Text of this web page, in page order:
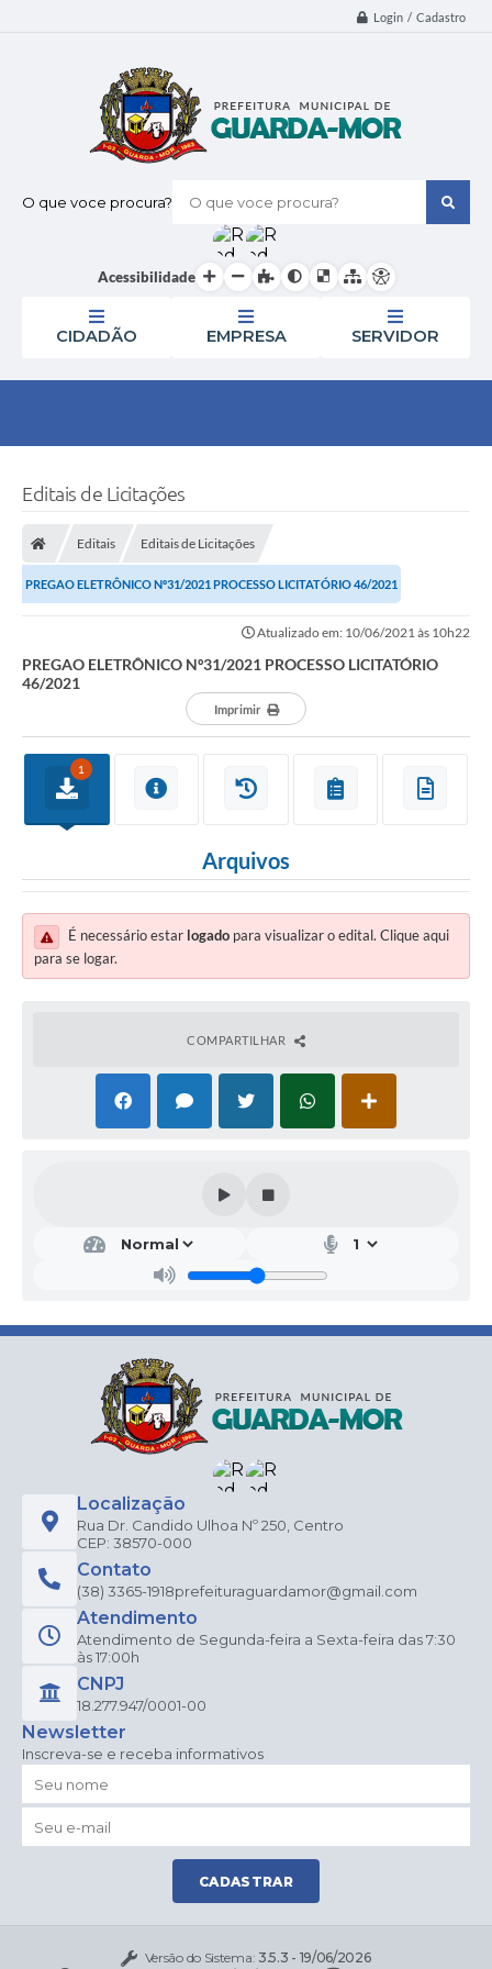
Login / Cadastro
O que voce procura?
Acessibilidade
CIDADÃO EMPRESA SERVIDOR
Editais de Licitações
Editais Editais de Licitações
PREGAO ELETRÔNICO Nº31/2021 PROCESSO LICITATÓRIO 46/2021
Atualizado em: 10/06/2021 às 10h22
PREGAO ELETRÔNICO Nº31/2021 PROCESSO LICITATÓRIO
46/2021
Imprimir
1
Arquivos
É necessário estar logado para visualizar o edital. Clique aqui
para se logar.
COMPARTILHAR
Localização
Rua Dr. Candido Ulhoa Nº 250, Centro
CEP: 38570-000
Contato
(38) 3365-1918prefeituraguardamor@gmail.com
Atendimento
Atendimento de Segunda-feira a Sexta-feira das 7:30
às 17:00h
CNPJ
18.277.947/0001-00
Newsletter
Inscreva-se e receba informativos
CADASTRAR
Versão do Sistema: 3.5.3 - 19/06/2026